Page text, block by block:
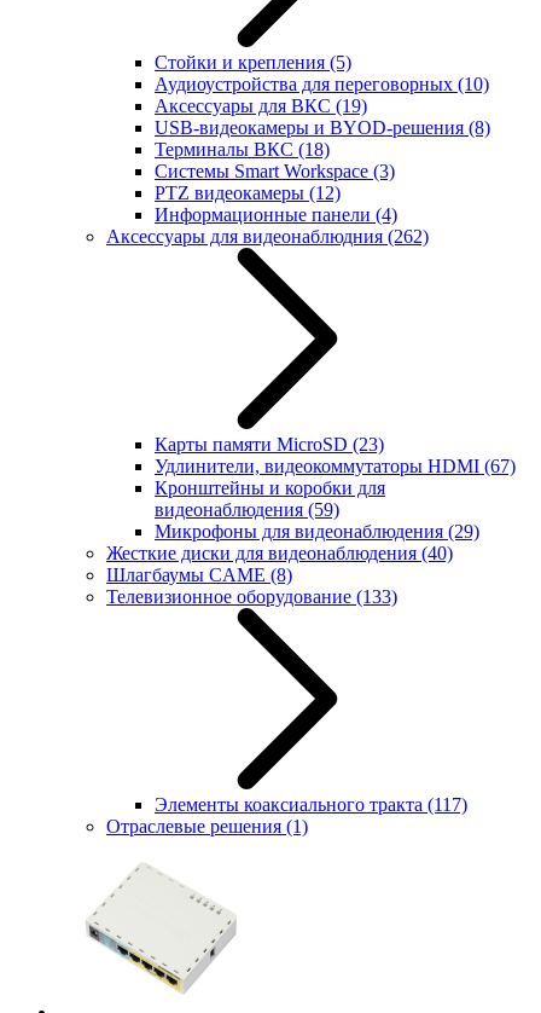
Стойки и крепления (5)
Аудиоустройства для переговорных (10)
Аксессуары для ВКС (19)
USB-видеокамеры и BYOD-решения (8)
Терминалы ВКС (18)
Системы Smart Workspace (3)
PTZ видеокамеры (12)
Информационные панели (4)
Аксессуары для видеонаблюдния (262)
Карты памяти MicroSD (23)
Удлинители, видеокоммутаторы HDMI (67)
Кронштейны и коробки для
видеонаблюдения (59)
Микрофоны для видеонаблюдения (29)
Жесткие диски для видеонаблюдения (40)
Шлагбаумы CAME (8)
Телевизионное оборудование (133)
Элементы коаксиального тракта (117)
Отраслевые решения (1)